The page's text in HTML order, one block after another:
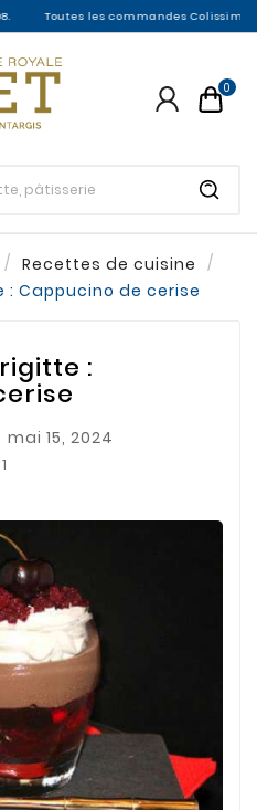
Toutes les commandes Colissimo entre
0
Recettes de cuisine
Cappucino de cerise
:
mai 15, 2024